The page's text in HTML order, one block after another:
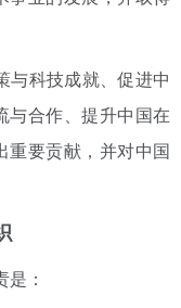
与科技成就、促进中
与合作、提升中国在
重要贡献，并对中国
：